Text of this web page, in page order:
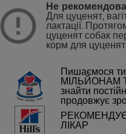
Не
Для цуценят,
лактації.
цуценят собак
корм для
Пишаємося
МІЛЬЙОНАМ
знайти
продовжує
ЛІКАР